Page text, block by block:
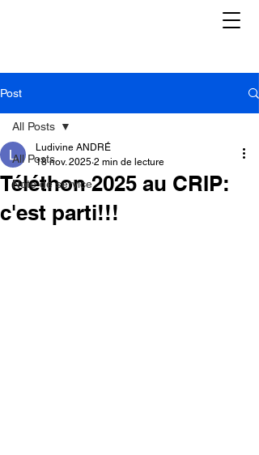
Post
All Posts
Note de service
All Posts
Téléthon 2025 au CRIP:
c'est parti!!!
Ludivine ANDRÉ
18 nov. 2025 2 min de lecture